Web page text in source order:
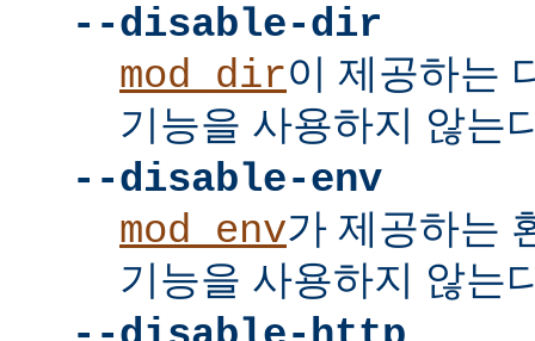
--disable-dir
mod_dir이 제공하는
기능을 사용하지 않는
--disable-env
mod_env가 제공하는
기능을 사용하지 않는